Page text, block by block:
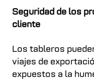
Seguridad de los
cliente
Los tableros
viajes de
expuestos a la